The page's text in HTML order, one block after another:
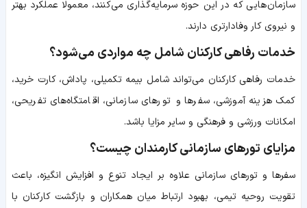
سازمان‌هایی که در این حوزه سرمایه‌گذاری می‌کنند، معمولا عملکرد بهتر
و نیروی کار وفادارتری دارند.
خدمات رفاهی کارکنان شامل چه مواردی می‌شود؟
خدمات رفاهی کارکنان می‌تواند شامل بیمه تکمیلی، پاداش، کارت خرید،
کمک هزینه آموزشی، سفرها و تورهای سازمانی، اقامتگاه‌های تفریحی،
امکانات ورزشی و فرهنگی و سایر مزایا باشد.
مزایای تورهای سازمانی کارمندان چیست؟
سفرها و تورهای سازمانی علاوه بر ایجاد تنوع و افزایش انگیزه، باعث
تقویت روحیه تیمی، بهبود ارتباط میان همکاران و بازگشت کارکنان با